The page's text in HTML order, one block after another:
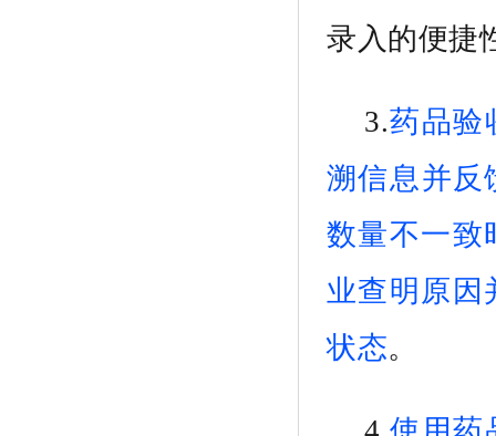
录入的便捷
3.药品验
溯信息并反
数量不一致
业查明原因
状态。